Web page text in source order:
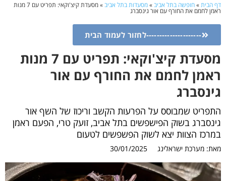
דף הבית»חופשה בתל אביב»מסעדות בתל אביב» מסעדת קיצ'וקאי: תפריט עם 7 מנות
ראמן לחמם את החורף עם אור גינסברג
---------------------לחזור לעמוד הבית
מסעדת קיצ'וקאי: תפריט עם 7 מנות
ראמן לחמם את החורף עם אור
גינסברג
התפריט שמבוסס על הפרעות הקשב וריכוז של השף אור
גינסברג בשוק הפישפשים בתל אביב, זועק טרי, הפעם ראמן
במרכז הצוות יצא לשוק הפשפשים לטעום
מאת: מערכת ישראלינג 30/01/2025